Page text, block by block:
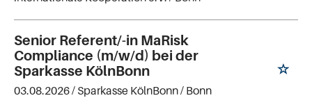
Senior Referent/-in MaRisk
Compliance (m/w/d) bei der
Sparkasse KölnBonn
03.08.2026 / Sparkasse KölnBonn/ Bonn